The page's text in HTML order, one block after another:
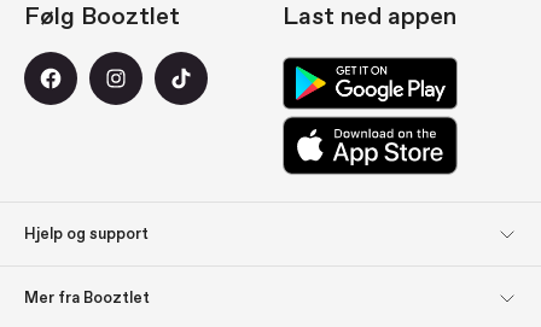
Hjelp og support
Mer fra Booztlet
Følg Booztlet Last ned appen